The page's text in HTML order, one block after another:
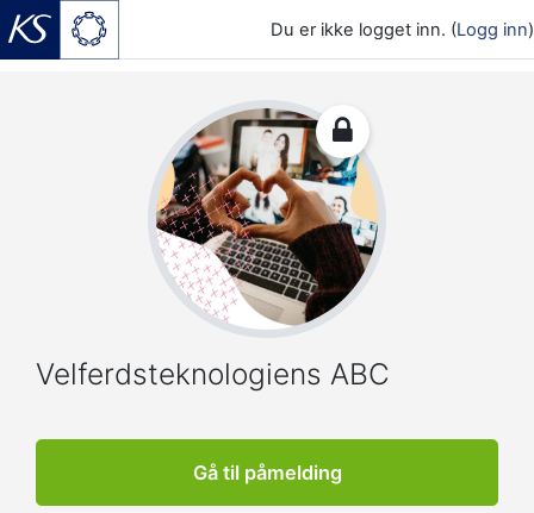
Du er ikke logget inn. (Logg inn)
Velferdsteknologiens ABC
Gå til påmelding